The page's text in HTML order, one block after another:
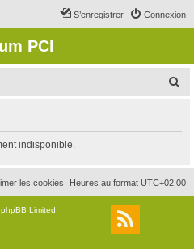
Connexion
S’enregistrer
PCI
r
c
indisponible.
Heures au format UTC+02:00
les cookies
Limited